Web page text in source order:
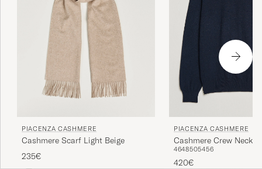
PIACENZA CASHMERE
Cashmere Scarf Light Beige
235€
PIACENZA CASHMERE
Cashmere Crew Neck
Navy
4648505456
420€